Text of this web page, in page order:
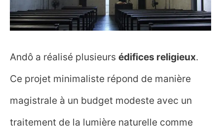
Andô a réalisé plusieurs édifices religieux.
Ce projet minimaliste répond de manière
magistrale à un budget modeste avec un
traitement de la lumière naturelle comme